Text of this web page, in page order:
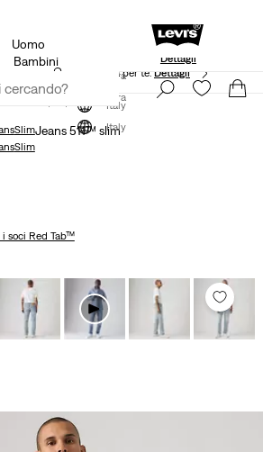
Unidays: Gli studenti ottengono il 20% di
Dettagli
Iscriviti ora
Italy
Uomo
Bambini
di Levi's ®, su misura per te. Dettagli
Iscriviti ora
Italy
SlimJeans 511™ slim
Slim
soci Red Tab™